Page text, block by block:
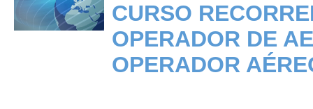
CURSO
OPERADOR DE
OPERADOR